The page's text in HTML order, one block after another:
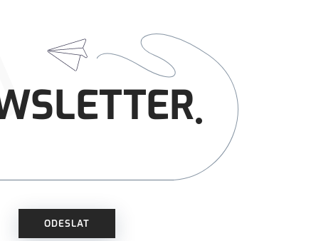
ODESLAT